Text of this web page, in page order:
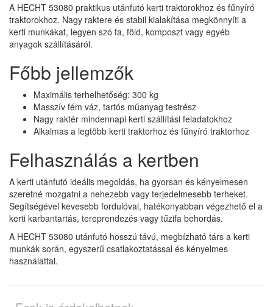
A HECHT 53080 praktikus utánfutó kerti traktorokhoz és fűnyíró
traktorokhoz. Nagy raktere és stabil kialakítása megkönnyíti a
kerti munkákat, legyen szó fa, föld, komposzt vagy egyéb
anyagok szállításáról.
Főbb jellemzők
Maximális terhelhetőség: 300 kg
Masszív fém váz, tartós műanyag testrész
Nagy raktér mindennapi kerti szállítási feladatokhoz
Alkalmas a legtöbb kerti traktorhoz és fűnyíró traktorhoz
Felhasználás a kertben
A kerti utánfutó ideális megoldás, ha gyorsan és kényelmesen
szeretné mozgatni a nehezebb vagy terjedelmesebb terheket.
Segítségével kevesebb fordulóval, hatékonyabban végezhető el a
kerti karbantartás, tereprendezés vagy tűzifa behordás.
A HECHT 53080 utánfutó hosszú távú, megbízható társ a kerti
munkák során, egyszerű csatlakoztatással és kényelmes
használattal.